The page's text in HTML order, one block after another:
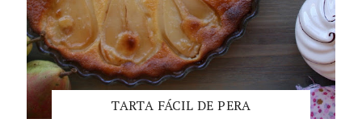
TARTA FÁCIL DE PERA